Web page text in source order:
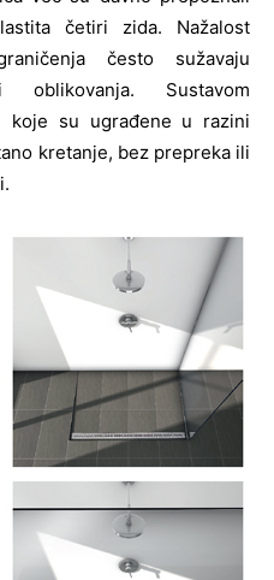
četiri zida. Nažalost
često sužavaju
Sustavom
koje su ugrađene u razini
kretanje, bez prepreka ili